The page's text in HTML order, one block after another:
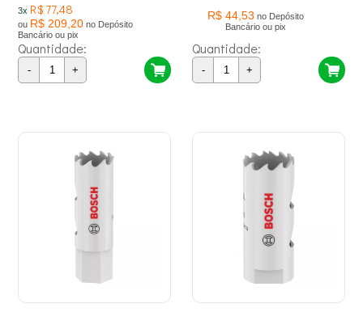
3x R$ 77,48
ou R$ 209,20 no Depósito
Bancário ou pix
Quantidade:
- +
R$ 44,53 no Depósito
Bancário ou pix
Quantidade:
- +